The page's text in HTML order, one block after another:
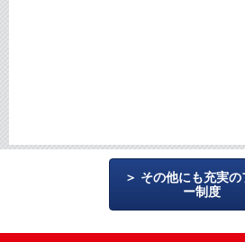
その他にも充実の
ー制度